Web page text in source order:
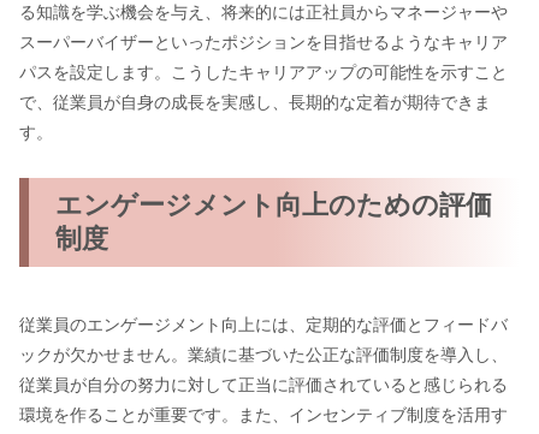
る知識を学ぶ機会を与え、将来的には正社員からマネージャーや
スーパーバイザーといったポジションを目指せるようなキャリア
パスを設定します。こうしたキャリアアップの可能性を示すこと
で、従業員が自身の成長を実感し、長期的な定着が期待できま
す。
エンゲージメント向上のための評価
制度
従業員のエンゲージメント向上には、定期的な評価とフィードバ
ックが欠かせません。業績に基づいた公正な評価制度を導入し、
従業員が自分の努力に対して正当に評価されていると感じられる
環境を作ることが重要です。また、インセンティブ制度を活用す